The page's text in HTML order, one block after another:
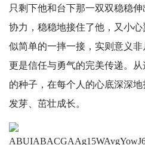
只剩下他和台下那一双双稳稳
协力，稳稳地接住了他，又小
似简单的一摔一接，实则意义非
更是信任与勇气的完美传递。
的种子，在每个人的心底深深
发芽、茁壮成长。